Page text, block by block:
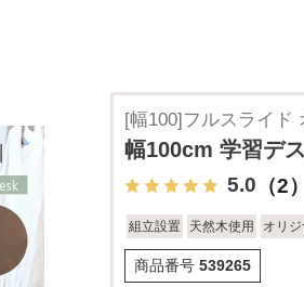
[幅100]フルスライド
幅100cm 学習デ
5.0 （2）
組立設置 天然木使用 オリ
商品番号 539265